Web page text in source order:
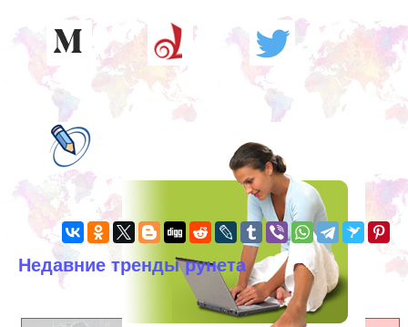
Недавние тренды рунета